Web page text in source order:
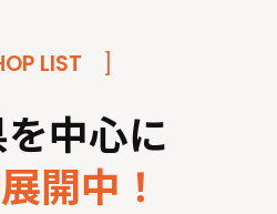
LIST
中心に
開中！